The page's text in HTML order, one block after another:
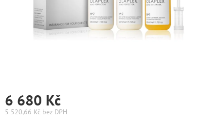
Hinshitsu
6 680 Kč
5 520,66 Kč bez DPH